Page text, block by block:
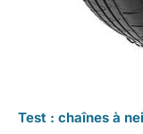
Test : chaînes à